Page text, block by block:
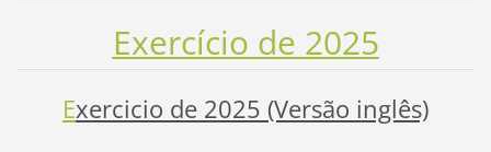
Exercício de 2025
Exercicio de 2025 (Versão inglês)